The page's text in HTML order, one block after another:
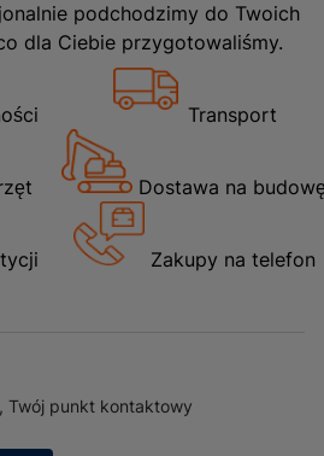
podchodzimy do Twoich
dla Ciebie przygotowaliśmy.
Transport
Dostawa na
Zakupy na telefon
Twój punkt kontaktowy